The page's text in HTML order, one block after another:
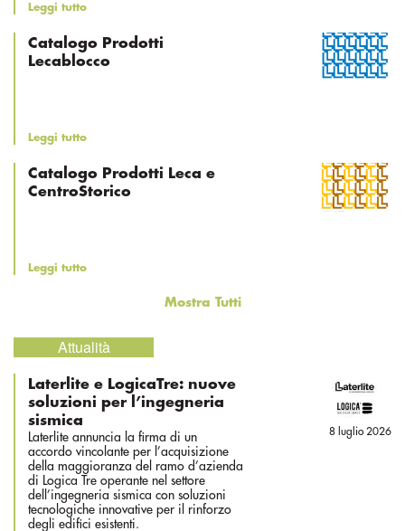
Leggi tutto
Catalogo Prodotti
Lecablocco
Leggi tutto
Catalogo Prodotti Leca e
CentroStorico
Leggi tutto
Mostra Tutti
Attualità
Laterlite e LogicaTre: nuove
soluzioni per l’ingegneria
sismica
Laterlite annuncia la firma di un
accordo vincolante per l’acquisizione
della maggioranza del ramo d’azienda
di Logica Tre operante nel settore
dell’ingegneria sismica con soluzioni
tecnologiche innovative per il rinforzo
degli edifici esistenti.
8 luglio 2026